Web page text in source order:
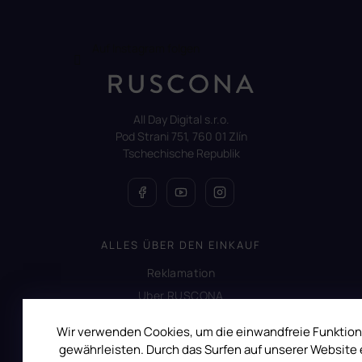
Wir verwenden Cookies, um die einwandfreie
gewährleisten. Durch das Surfen auf unserer Website
All Day Digital s.r.o.
Pod Strani 751, 760 01 Zlín
Tschechische Republik
ALLES ÜBER DEN EINKAUF
Reklamation
Uber RUSCONA
Allgemeine Geschäftsbedingungen